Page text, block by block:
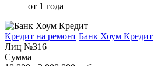
от 1 года
Кредит на ремонт Банк Хоум Кредит
Лиц №316
Сумма